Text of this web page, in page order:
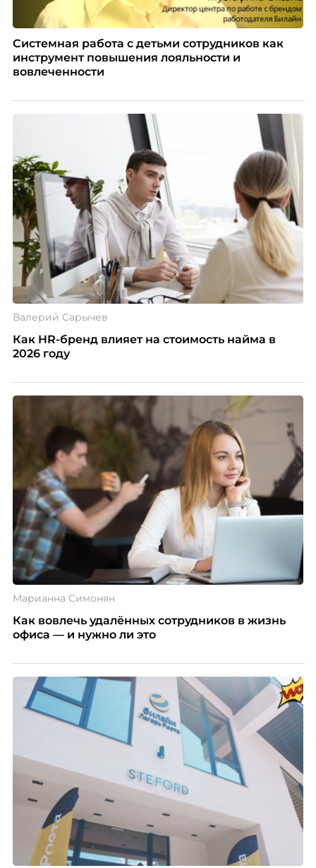
Системная работа с детьми сотрудников как
инструмент повышения лояльности и
вовлеченности
Валерий Сарычев
Как HR-бренд влияет на стоимость найма в
2026 году
Марианна Симонян
Как вовлечь удалённых сотрудников в жизнь
офиса — и нужно ли это